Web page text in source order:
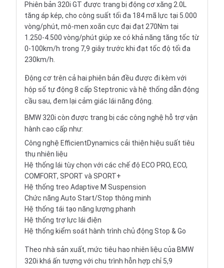
Phiên bản 320i GT được trang bị động cơ xăng 2.0L
tăng áp kép, cho công suất tối đa 184 mã lực tại 5.000
vòng/phút, mô-men xoắn cực đại đạt 270Nm tại
1.250-4.500 vòng/phút giúp xe có khả năng tăng tốc từ
0-100km/h trong 7,9 giây trước khi đạt tốc độ tối đa
230km/h.
Động cơ trên cả hai phiên bản đều được đi kèm với
hộp số tự động 8 cấp Steptronic và hệ thống dẫn động
cầu sau, đem lại cảm giác lái năng động.
BMW 320i còn được trang bị các công nghệ hỗ trợ vận
hành cao cấp như:
Công nghệ EfficientDynamics cải thiện hiệu suất tiêu
thụ nhiên liệu
Hệ thống lái tùy chọn với các chế độ ECO PRO, ECO,
COMFORT, SPORT và SPORT+
Hệ thống treo Adaptive M Suspension
Chức năng Auto Start/Stop thông minh
Hệ thống tái tạo năng lượng phanh
Hệ thống trợ lực lái điện
Hệ thống kiểm soát hành trình chủ động Stop & Go
Theo nhà sản xuất, mức tiêu hao nhiên liệu của BMW
320i khá ấn tượng với chu trình hỗn hợp chỉ 5,9